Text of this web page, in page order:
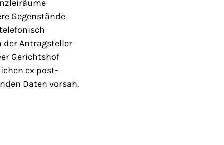
Gegenstände
der Antragsteller
Gerichtshof
ex post-
Daten vorsah.